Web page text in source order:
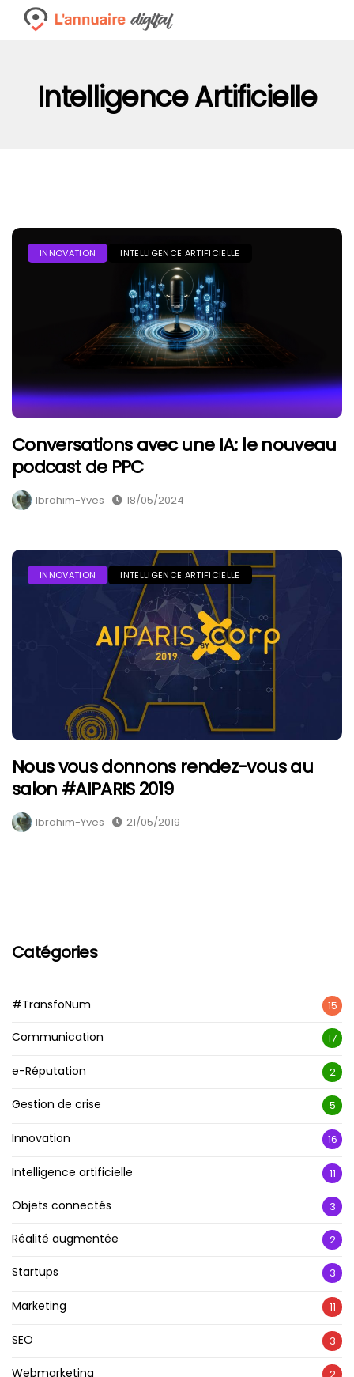
Intelligence Artificielle
INNOVATION INTELLIGENCE ARTIFICIELLE
Conversations avec une IA: le nouveau
podcast de PPC
Ibrahim-Yves 18/05/2024
INNOVATION INTELLIGENCE ARTIFICIELLE
Nous vous donnons rendez-vous au
salon #AIPARIS 2019
Ibrahim-Yves 21/05/2019
Catégories
#TransfoNum 15
Communication 17
e-Réputation 2
Gestion de crise 5
Innovation 16
Intelligence artificielle 11
Objets connectés 3
Réalité augmentée 2
Startups 3
Marketing 11
SEO 3
Webmarketing